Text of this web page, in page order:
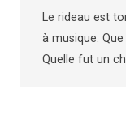
Le rideau est
à musique.
Quelle fut un